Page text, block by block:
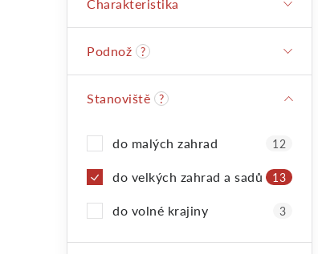
í
p Podnož ?
Stanoviště ?
do malých zahrad 12
do velkých zahrad a sadů 13
do volné krajiny 3